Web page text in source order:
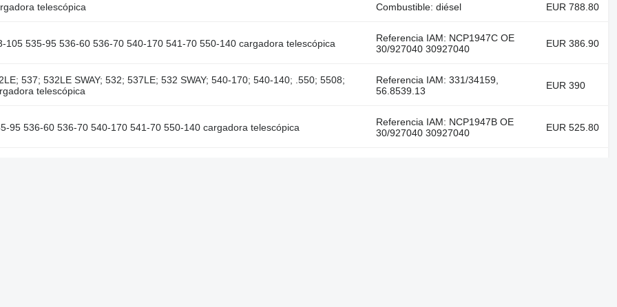
telescópica Combustible: diésel EUR 788.80
535-95 536-60 536-70 540-170 541-70 550-140 cargadora telescópica
Referencia IAM: NCP1947C OE
30/927040 30927040
EUR 386.90
537; 532LE SWAY; 532; 537LE; 532 SWAY; 540-170; 540-140; .550; 5508;
telescópica
Referencia IAM: 331/34159,
56.8539.13
EUR 390
95 536-60 536-70 540-170 541-70 550-140 cargadora telescópica
Referencia IAM: NCP1947B OE
30/927040 30927040
EUR 525.80